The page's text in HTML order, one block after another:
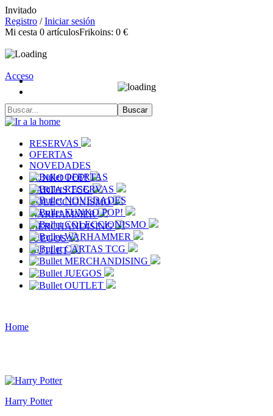
Invitado
Registro /Iniciar sesión
Mi cesta 0 artículosFrikoins: 0 €
Acceso
RESERVAS
OFERTAS
NOVEDADES
FUNKO POP!
CARTAS TCG
COLECCIONISMO
WARHAMMER
MERCHANDISING
JUEGOS
OUTLET
OFERTAS
RESERVAS
NOVEDADES
FUNKO POP!
COLECCIONISMO
WARHAMMER
CARTAS TCG
MERCHANDISING
JUEGOS
OUTLET
Home
Harry Potter